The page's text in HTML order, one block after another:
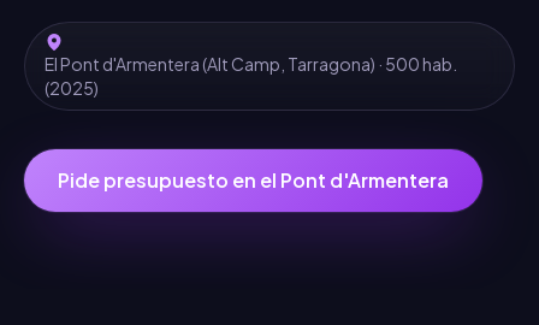
El Pont d'Armentera (Alt Camp Tarragona) · 500hab.
(2025)
Pide presupuesto en el Pont d'Armentera